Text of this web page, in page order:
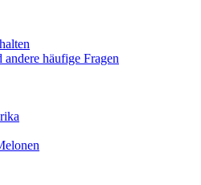
andere häufige Fragen